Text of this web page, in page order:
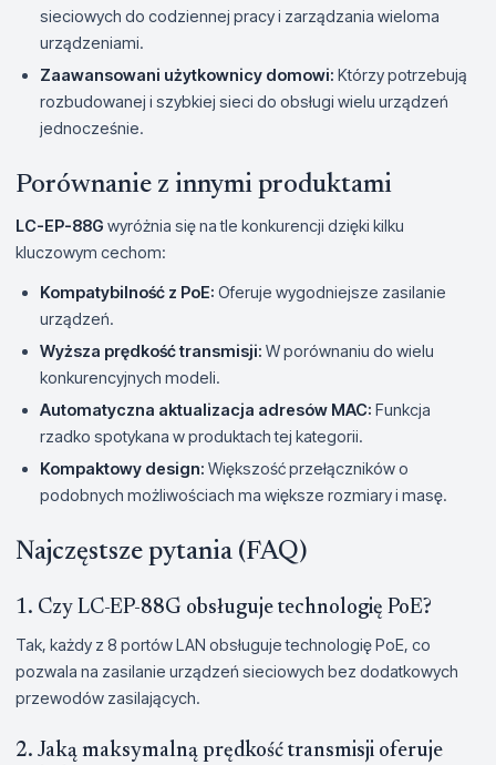
sieciowych do codziennej pracy i zarządzania wieloma
urządzeniami.
Zaawansowani użytkownicy domowi: Którzy potrzebują
rozbudowanej i szybkiej sieci do obsługi wielu urządzeń
jednocześnie.
Porównanie z innymi produktami
LC-EP-88G wyróżnia się na tle konkurencji dzięki kilku
kluczowym cechom:
Kompatybilność z PoE: Oferuje wygodniejsze zasilanie
urządzeń.
Wyższa prędkość transmisji: W porównaniu do wielu
konkurencyjnych modeli.
Automatyczna aktualizacja adresów MAC: Funkcja
rzadko spotykana w produktach tej kategorii.
Kompaktowy design: Większość przełączników o
podobnych możliwościach ma większe rozmiary i masę.
Najczęstsze pytania (FAQ)
1. Czy LC-EP-88G obsługuje technologię PoE?
Tak, każdy z 8 portów LAN obsługuje technologię PoE, co
pozwala na zasilanie urządzeń sieciowych bez dodatkowych
przewodów zasilających.
2. Jaką maksymalną prędkość transmisji oferuje